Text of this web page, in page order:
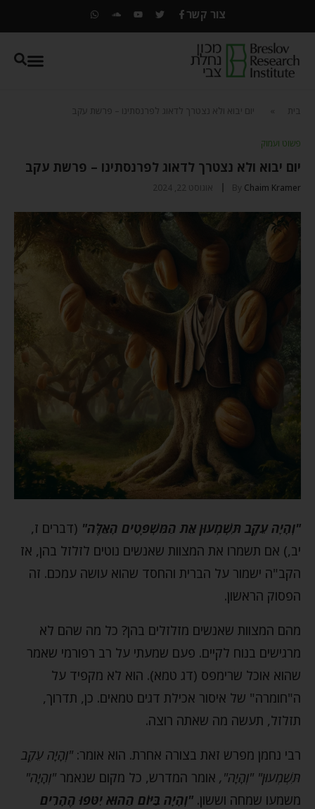
צור קשר
בית יום יבוא ולא נצטרך לדאוג לפרנסתינו – פרשת עקב
פשוט ועמוק
יום יבוא ולא נצטרך לדאוג לפרנסתינו – פרשת עקב
By Chaim Kramer אוגוסט 22, 2024
"וְהָיָה עֵקֶב תִּשְׁמְעוּן אֵת הַמִּשְׁפָּטִים הָאֵלֶּה" (דברים ז,
יב,) אם תשמרו את המצוות שאנשים נוטים לזלזל בהן, אז
הקב"ה ישמור על הברית והחסד שהוא עושה עמכם. זה
הפסוק הראשון.
מהם המצוות שאנשים מזלזלים בהן? כל מה שהם לא
מרגישים בנוח לקיים. פעם שמעתי על רב רפורמי שאמר
שהוא אוכל שרימפס (דג טמא). הוא לא מקפיד על
ה"חומרה" של איסור אכילת דגים טמאים. כן, תדרוך,
תזלזל, תעשה מה שאתה רוצה.
רבי נחמן מפרש זאת בצורה אחרת. הוא אומר: "וְהָיָה עֵקֶב
תִּשְׁמְעוּן" "וְהָיָה", אומר המדרש, כל מקום שנאמר "וְהָיָה"
משמעו שמחה וששון. "וְהָיָה בַּיּוֹם הַהוּא יִטּפוּ הֶהָרִים